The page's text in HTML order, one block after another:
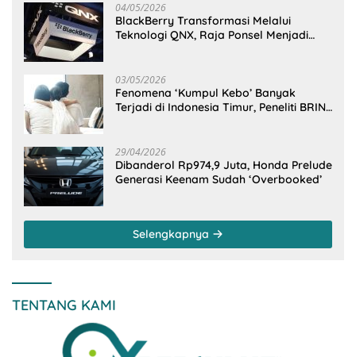
04/05/2026
BlackBerry Transformasi Melalui
Teknologi QNX, Raja Ponsel Menjadi
03/05/2026
Fenomena ‘Kumpul Kebo’ Banyak
Terjadi di Indonesia Timur, Peneliti BRIN
29/04/2026
Dibanderol Rp974,9 Juta, Honda Prelude
Generasi Keenam Sudah ‘Overbooked’
Selengkapnya
TENTANG KAMI